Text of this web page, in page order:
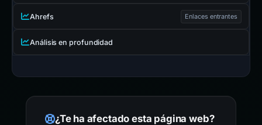
Ahrefs Enlaces entrantes
Análisis en profundidad
¿Te ha afectado esta página web?